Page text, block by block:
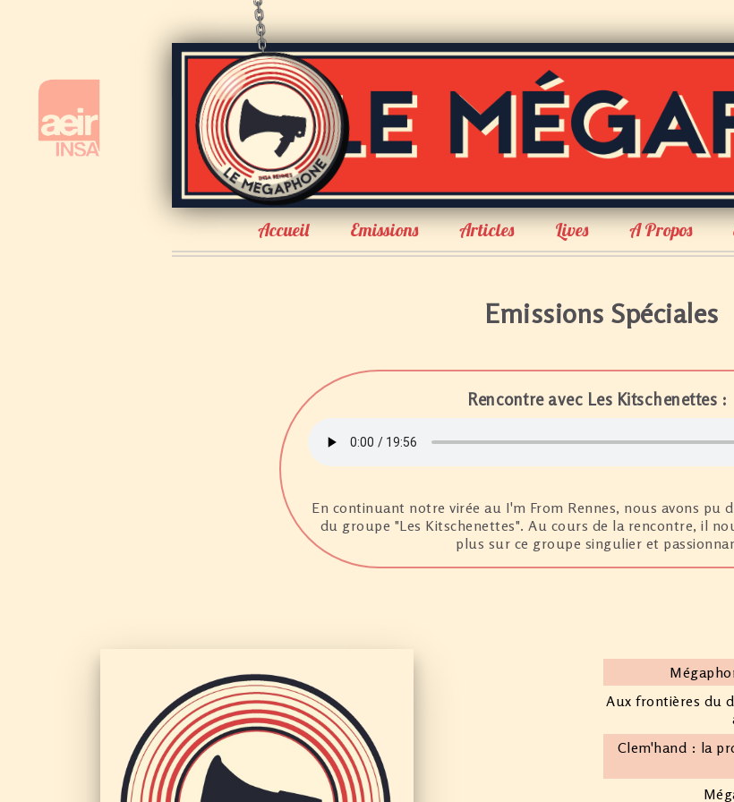
Accueil Emissions Articles Lives A Propos
Emissions Spéciales
Rencontre avec Les Kitschenettes :
En continuant notre virée au I'm From Rennes, nous avons pu
du groupe "Les Kitschenettes". Au cours de la rencontre, il
plus sur ce groupe singulier et
Aux frontières du
Clem'hand : la